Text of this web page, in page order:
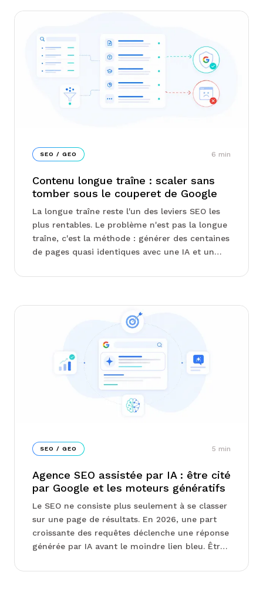
SEO / GEO 6 min
Contenu longue traîne : scaler sans
tomber sous le couperet de Google
La longue traîne reste l'un des leviers SEO les
plus rentables. Le problème n'est pas la longue
traîne, c'est la méthode : générer des centaines
de pages quasi identiques avec une IA et un
Google....
SEO / GEO 5 min
Agence SEO assistée par IA : être cité
par Google et les moteurs génératifs
Le SEO ne consiste plus seulement à se classer
sur une page de résultats. En 2026, une part
croissante des requêtes déclenche une réponse
générée par IA avant le moindre lien bleu. Être
réponses. ...